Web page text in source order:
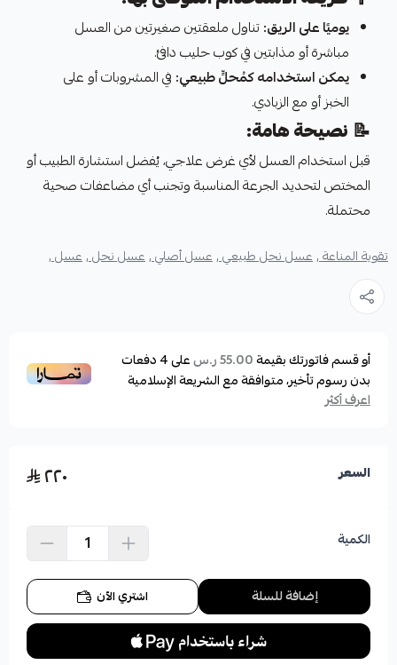
يوميًا على الريق:تناول ملعقتين صغيرتين من العسل
مباشرة أو مذابتين في كوب حليب دافئ.
يمكن استخدامه كمُحلٍّ طبيعي: في المشروبات أو على
الخبز أو مع الزبادي.
📝 نصيحة هامة:
قبل استخدام العسل لأي غرض علاجي، يُفضل استشارة الطبيب أو
المختص لتحديد الجرعة المناسبة وتجنب أي مضاعفات صحية
محتملة.
تقوية المناعة ,عسل نحل طبيعي ,عسل أصلي ,عسل نحل ,عسل ,
أو قسم فاتورتك بقيمة55.00 ر.س على4دفعات
بدون رسوم تأخير، متوافقة مع الشريعة الإسلامية
اعرف أكثر
السعر ٢٢٠
الكمية
إضافة للسلة اشتري الآن